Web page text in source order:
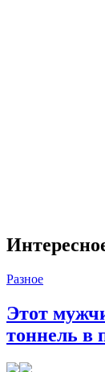
Разное
Этот
тоннель в